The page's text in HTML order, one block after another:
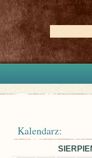
Kalendarz: